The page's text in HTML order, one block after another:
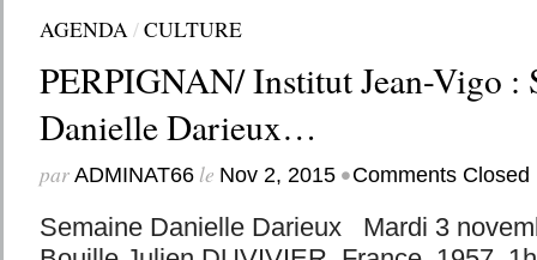
AGENDA/CULTURE
PERPIGNAN/ Institut Jean-Vigo :
Danielle Darieux…
par ADMINAT66le Nov 2, 2015 •Comments Closed
Semaine Danielle Darieux Mardi 3